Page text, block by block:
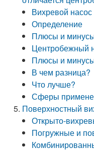
Вихревой насос
Определение
Плюсы и
Центробежный
Плюсы и
В чем разница?
Что лучше?
Сферы
Поверхностный
Открыто-
Погружные и